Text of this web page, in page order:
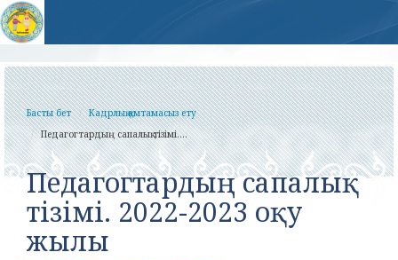
Басты бет
Кадрлық қамтамасыз ету
Педагогтардың сапалық тізімі....
Педагогтардың сапалық
тізімі. 2022-2023 оқу
жылы